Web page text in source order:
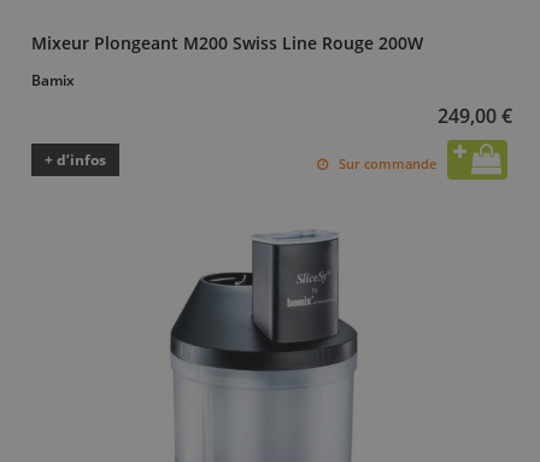
Mixeur Plongeant M200 Swiss Line Rouge 200W
Bamix
249,00 €
+ d’infos Sur commande